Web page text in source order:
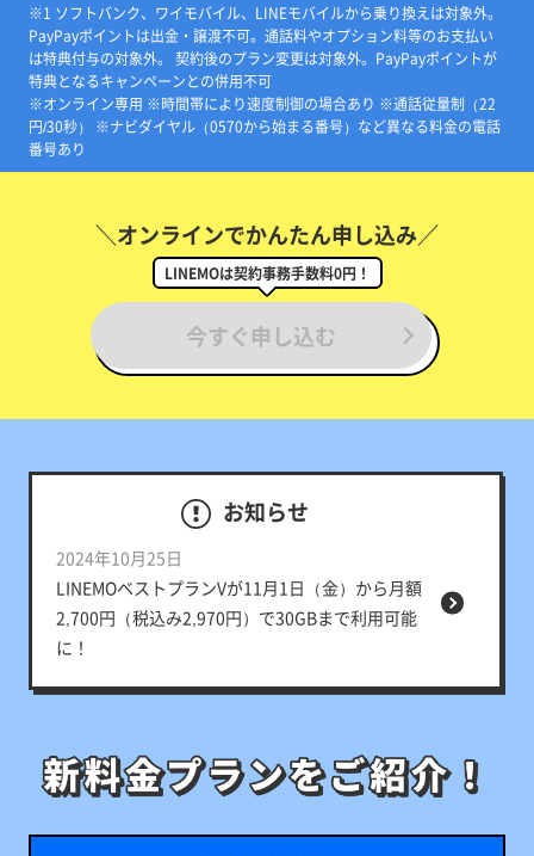
※1 ソフトバンク、ワイモバイル、LINEモバイルから乗り換えは対象外。
PayPayポイントは出金・譲渡不可。通話料やオプション料等のお支払い
は特典付与の対象外。 契約後のプラン変更は対象外。PayPayポイントが
特典となるキャンペーンとの併用不可
※オンライン専用 ※時間帯により速度制御の場合あり ※通話従量制（22
円/30秒） ※ナビダイヤル（0570から始まる番号）など異なる料金の電話
番号あり
＼オンラインでかんたん申し込み／
LINEMOは契約事務手数料0円！
今すぐ申し込む
お知らせ
2024年10月25日
LINEMOベストプランVが11月1日（金）から月額
2,700円（税込み2,970円）で30GBまで利用可能
に！